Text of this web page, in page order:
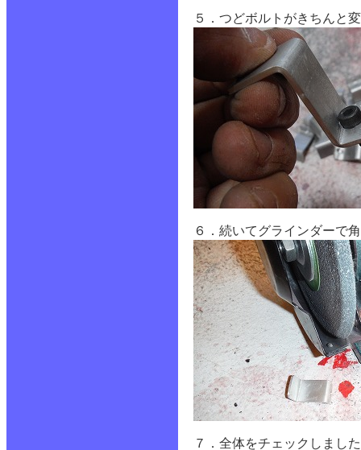
５．つどボルトがきちんと
６．続いてグラインダーで
７．全体をチェックしまし